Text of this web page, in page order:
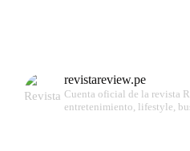
revistareview.pe
Cuenta oficial de la
entretenimiento, lifestyle,